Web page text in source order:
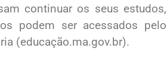
continuar os seus estudos,
podem ser acessados pelo
(educação.ma.gov.br).